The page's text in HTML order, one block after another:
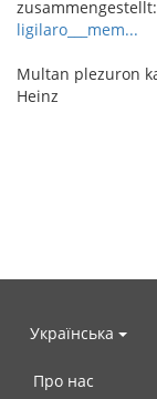
zusammengestellt:
ligilaro___mem...
Multan plezuron
Heinz
Українська
Про нас